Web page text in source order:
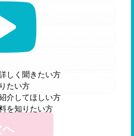
しく聞きたい方
たい方
介してほしい方
を知りたい方
へ